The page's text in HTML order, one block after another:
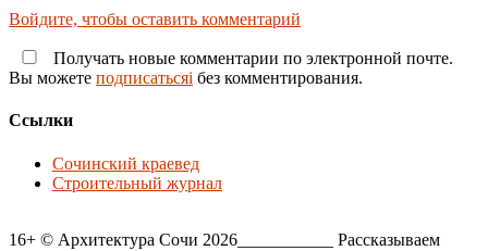
Войдите, чтобы оставить комментарий
Получать новые комментарии по электронной почте.
Вы можете подписатьсяi без комментирования.
Ссылки
Сочинский краевед
Строительный журнал
16+ © Архитектура Сочи 2026___________ Рассказываем